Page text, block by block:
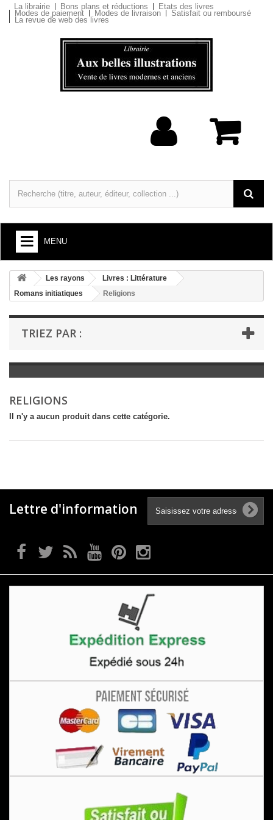
La librairie Bons plans et réductions Etats des livres
Modes de paiement Modes de livraison Satisfait ou remboursé
La revue de web des livres
MENU
+
LIVRES : ARTS ET SOCIÉTÉ
+
LIVRES : LITTÉRATURE
+
LIVRES : JEUNESSE
LIVRES ANCIENS AVANT 1900
Les rayons
Livres : Littérature
Romans initiatiques
Religions
TRIEZ PAR :
RELIGIONS
Il n'y a aucun produit dans cette catégorie.
Lettre d'information